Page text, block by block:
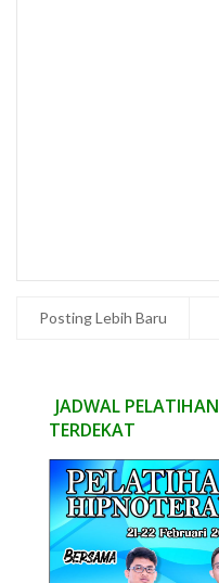
Posting Lebih Baru
JADWAL PELATIHAN
TERDEKAT